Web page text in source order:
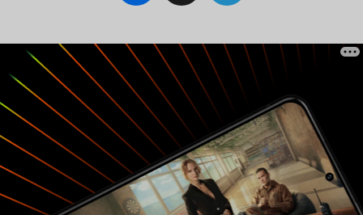
Фриц Ланг или Дрейер, то фильм бы получился
фон Штрогейма (да и за режиссерским креслом
тоже), то все становится на свои места. После
просмотра 'Глупых жен' фон Штрогейма
похожий по концепту 'Пленник Зенды' совсем
не воспринимается. Эти фильмы сближает
обличение фальши. Каждая из картин -
погружение в мир фальши и своеобразный
торг со зрителем о допустимости тех или иных
фальшивых моментов. Но, если Штрогейм
прорабатывал каждую деталь, то 'Зенда' куда
более просто кино, ограничивающееся